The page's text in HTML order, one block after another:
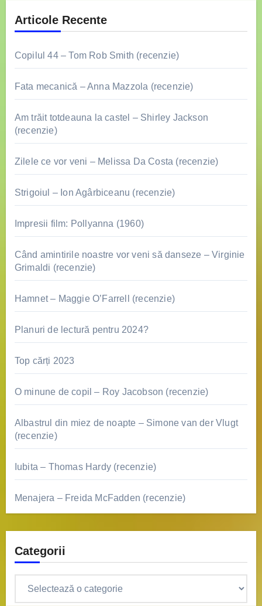
Articole Recente
Copilul 44 – Tom Rob Smith (recenzie)
Fata mecanică – Anna Mazzola (recenzie)
Am trăit totdeauna la castel – Shirley Jackson
(recenzie)
Zilele ce vor veni – Melissa Da Costa (recenzie)
Strigoiul – Ion Agârbiceanu (recenzie)
Impresii film: Pollyanna (1960)
Când amintirile noastre vor veni să danseze – Virginie
Grimaldi (recenzie)
Hamnet – Maggie O’Farrell (recenzie)
Planuri de lectură pentru 2024?
Top cărți 2023
O minune de copil – Roy Jacobson (recenzie)
Albastrul din miez de noapte – Simone van der Vlugt
(recenzie)
Iubita – Thomas Hardy (recenzie)
Menajera – Freida McFadden (recenzie)
Categorii